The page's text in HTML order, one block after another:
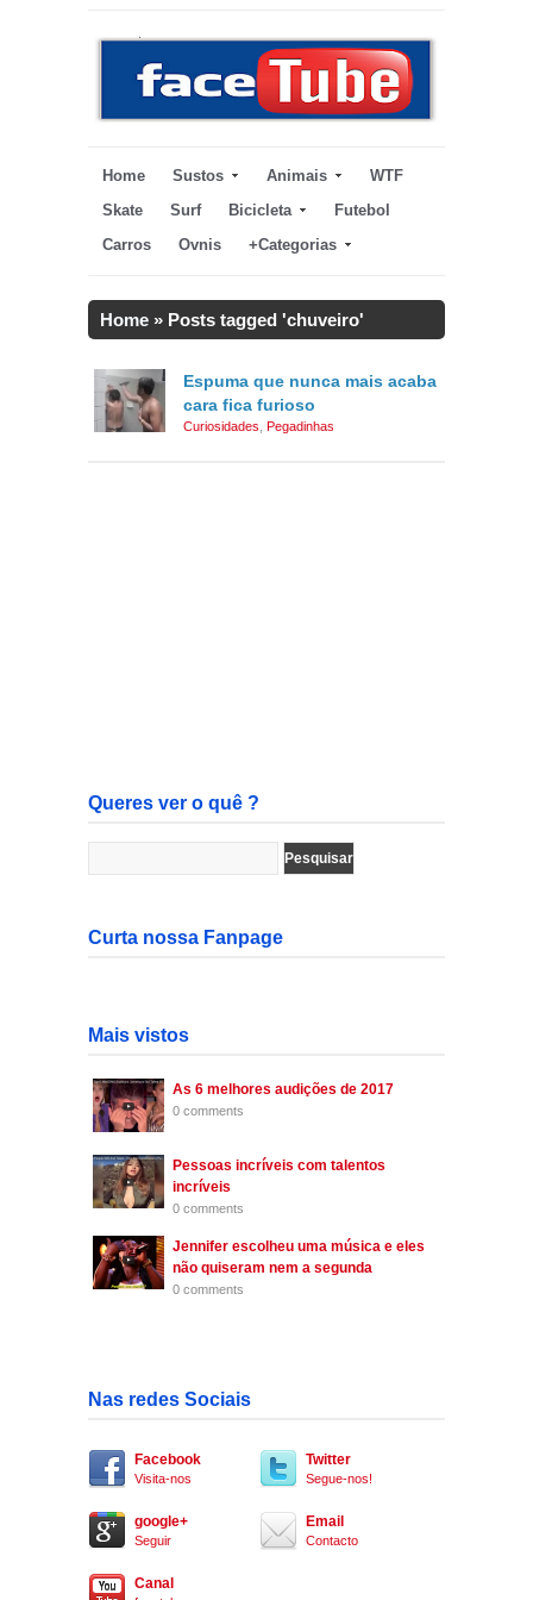
Home Sustos Animais
WTF
Skate
Surf Bicicleta
Futebol
Carros
Ovnis +Categorias
Home » Posts tagged 'chuveiro'
Espuma que nunca mais acaba
cara fica furioso
Curiosidades Pegadinhas
Queres ver o quê ?
Curta nossa Fanpage
Mais vistos
As 6 melhores audições de 2017
0 comments
Pessoas incríveis com talentos
incríveis
0 comments
Jennifer escolheu uma música e eles
não quiseram nem a segunda
0 comments
Nas redes Sociais
Facebook
Visita-nos
Twitter
Segue-nos!
google+
Seguir
Email
Contacto
Canal